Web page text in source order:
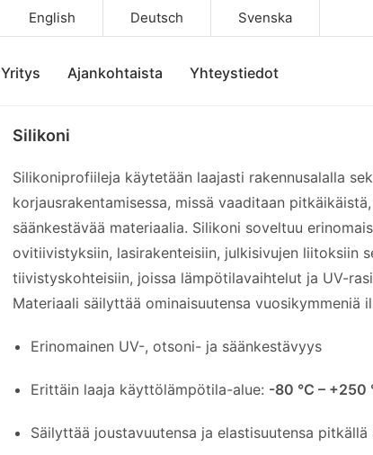
English Deutsch Svenska
Yritys Ajankohtaista Yhteystiedot
Silikoni
Silikoniprofiileja käytetään laajasti rakennusalalla
korjausrakentamisessa, missä vaaditaan
säänkestävää materiaalia. Silikoni soveltuu
ovitiivistyksiin, lasirakenteisiin, julkisivujen liitoksiin
tiivistyskohteisiin, joissa lämpötilavaihtelut ja UV-
Materiaali säilyttää ominaisuutensa vuosikymmeniä
Erinomainen UV-, otsoni- ja säänkestävyys
Erittäin laaja käyttölämpötila-alue: -80 °C – +250
Säilyttää joustavuutensa ja elastisuutensa pitkällä